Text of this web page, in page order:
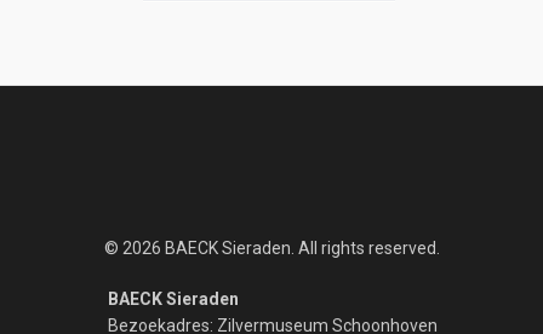
© 2026 BAECK Sieraden. All rights reserved.
BAECK Sieraden
Bezoekadres: Zilvermuseum Schoonhoven